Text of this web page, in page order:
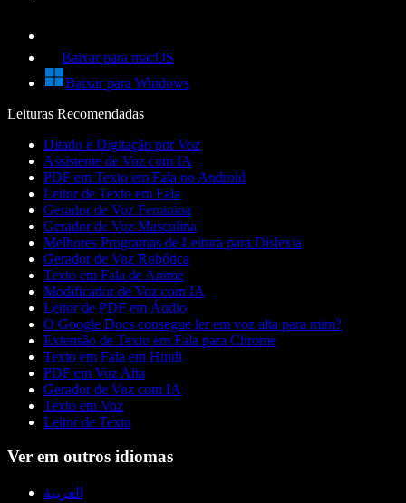
Baixar para macOS
Baixar para Windows
Leituras Recomendadas
Ditado e Digitação por Voz
Assistente de Voz com IA
PDF em Texto em Fala no Android
Leitor de Texto em Fala
Gerador de Voz Feminina
Gerador de Voz Masculina
Melhores Programas de Leitura para Dislexia
Gerador de Voz Robótica
Texto em Fala de Anime
Modificador de Voz com IA
Leitor de PDF em Áudio
O Google Docs consegue ler em voz alta para mim?
Extensão de Texto em Fala para Chrome
Texto em Fala em Hindi
PDF em Voz Alta
Gerador de Voz com IA
Texto em Voz
Leitor de Texto
Ver em outros idiomas
العربية